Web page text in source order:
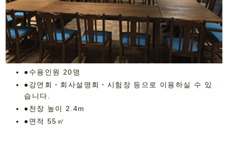
●수용인원 20명
●강연회・회사설명회・시험장 등으로 이용하실 수 있
습니다.
●천장 높이 2.4m
●면적 55㎡